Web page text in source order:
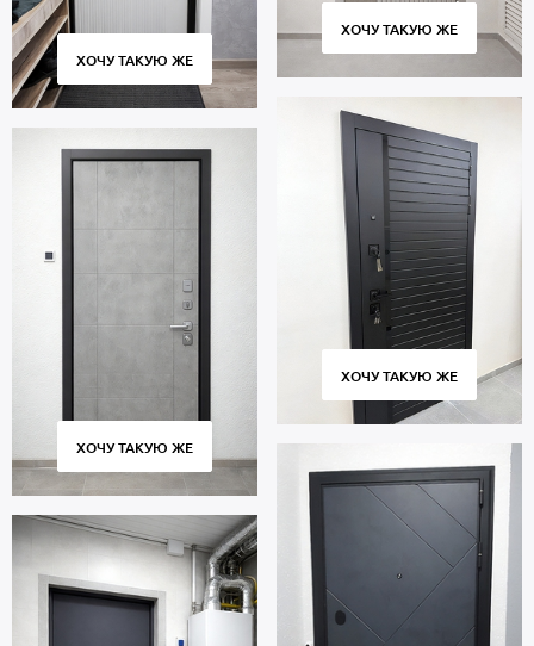
ХОЧУ ТАКУЮ ЖЕ
ХОЧУ ТАКУЮ ЖЕ
ХОЧУ ТАКУЮ ЖЕ
ХОЧУ ТАКУЮ ЖЕ